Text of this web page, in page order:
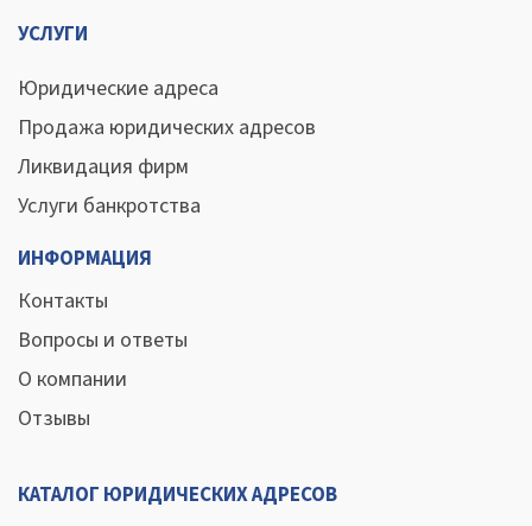
УСЛУГИ
Юридические адреса
Продажа юридических адресов
Ликвидация фирм
Услуги банкротства
ИНФОРМАЦИЯ
Контакты
Вопросы и ответы
О компании
Отзывы
КАТАЛОГ ЮРИДИЧЕСКИХ АДРЕСОВ